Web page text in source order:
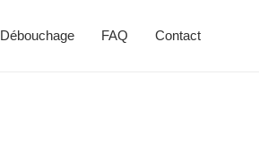
Débouchage FAQ Contact